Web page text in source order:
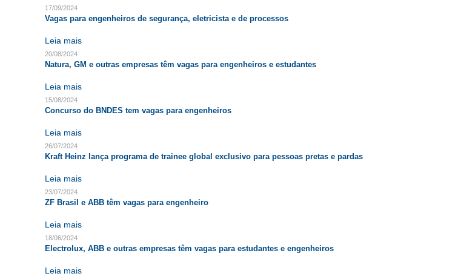
17/09/2024
Vagas para engenheiros de segurança, eletricista e de processos
Leia mais
20/08/2024
Natura, GM e outras empresas têm vagas para engenheiros e estudantes
Leia mais
15/08/2024
Concurso do BNDES tem vagas para engenheiros
Leia mais
26/07/2024
Kraft Heinz lança programa de trainee global exclusivo para pessoas pretas e pardas
Leia mais
23/07/2024
ZF Brasil e ABB têm vagas para engenheiro
Leia mais
18/06/2024
Electrolux, ABB e outras empresas têm vagas para estudantes e engenheiros
Leia mais